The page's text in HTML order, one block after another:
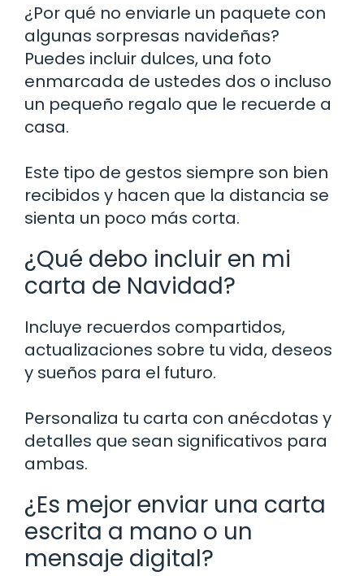
¿Por qué no enviarle un paquete con
algunas sorpresas navideñas?
Puedes incluir dulces, una foto
enmarcada de ustedes dos o incluso
un pequeño regalo que le recuerde a
casa.
Este tipo de gestos siempre son bien
recibidos y hacen que la distancia se
sienta un poco más corta.
¿Qué debo incluir en mi
carta de Navidad?
Incluye recuerdos compartidos,
actualizaciones sobre tu vida, deseos
y sueños para el futuro.
Personaliza tu carta con anécdotas y
detalles que sean significativos para
ambas.
¿Es mejor enviar una carta
escrita a mano o un
mensaje digital?